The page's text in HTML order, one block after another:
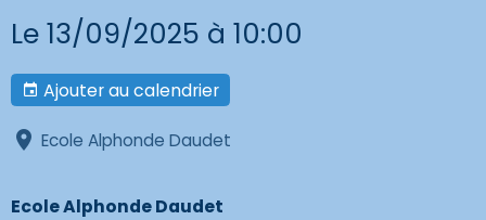
Le 13/09/2025 à 10:00
Ajouter au calendrier
Ecole Alphonde Daudet
Ecole Alphonde Daudet